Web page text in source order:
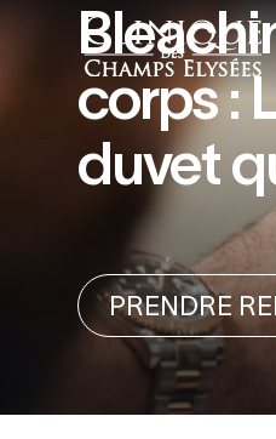
corps :
duvet
PRENDRE